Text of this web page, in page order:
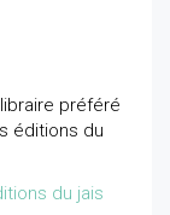
préféré
éditions du
du jais